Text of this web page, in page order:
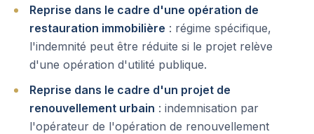
Reprise dans le cadre d'une opération de
restauration immobilière : régime spécifique,
l'indemnité peut être réduite si le projet relève
d'une opération d'utilité publique.
Reprise dans le cadre d'un projet de
renouvellement urbain : indemnisation par
l'opérateur de l'opération de renouvellement